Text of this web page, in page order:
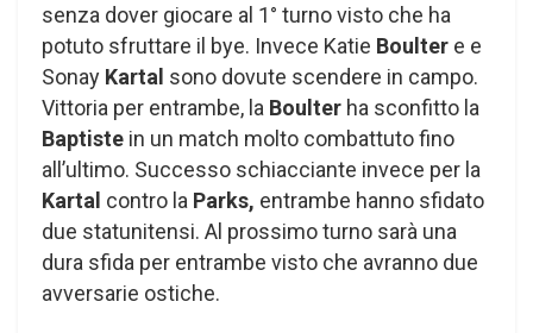
senza dover giocare al 1° turno visto che ha
potuto sfruttare il bye. Invece Katie Boulter e e
Sonay Kartal sono dovute scendere in campo.
Vittoria per entrambe, la Boulter ha sconfitto la
Baptiste in un match molto combattuto fino
all’ultimo. Successo schiacciante invece per la
Kartal contro la Parks, entrambe hanno sfidato
due statunitensi. Al prossimo turno sarà una
dura sfida per entrambe visto che avranno due
avversarie ostiche.